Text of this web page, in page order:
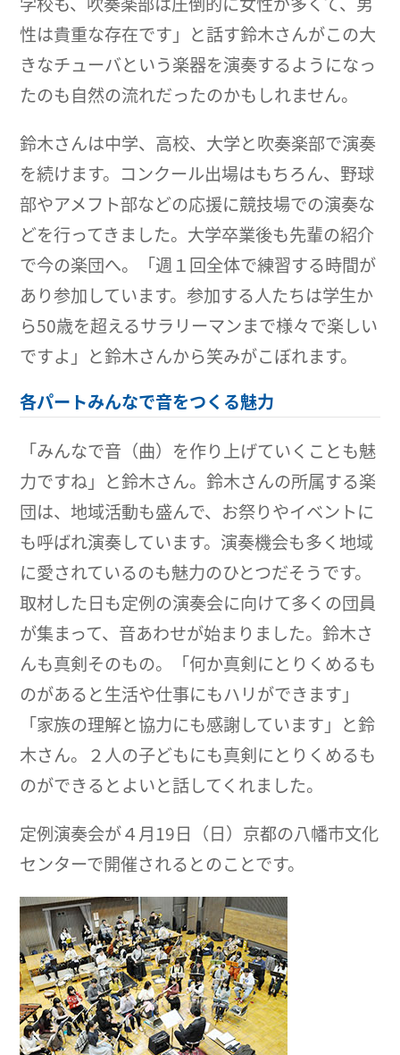
性は貴重な存在です」と話す鈴木さんがこの大
きなチューバという楽器を演奏するようになっ
たのも自然の流れだったのかもしれません。
鈴木さんは中学、高校、大学と吹奏楽部で演奏
を続けます。コンクール出場はもちろん、野球
部やアメフト部などの応援に競技場での演奏な
どを行ってきました。大学卒業後も先輩の紹介
で今の楽団へ。「週１回全体で練習する時間が
あり参加しています。参加する人たちは学生か
ら50歳を超えるサラリーマンまで様々で楽しい
ですよ」と鈴木さんから笑みがこぼれます。
各パートみんなで音をつくる魅力
「みんなで音（曲）を作り上げていくことも魅
力ですね」と鈴木さん。鈴木さんの所属する楽
団は、地域活動も盛んで、お祭りやイベントに
も呼ばれ演奏しています。演奏機会も多く地域
に愛されているのも魅力のひとつだそうです。
取材した日も定例の演奏会に向けて多くの団員
が集まって、音あわせが始まりました。鈴木さ
んも真剣そのもの。「何か真剣にとりくめるも
のがあると生活や仕事にもハリができます」
「家族の理解と協力にも感謝しています」と鈴
木さん。２人の子どもにも真剣にとりくめるも
のができるとよいと話してくれました。
定例演奏会が４月19日（日）京都の八幡市文化
センターで開催されるとのことです。